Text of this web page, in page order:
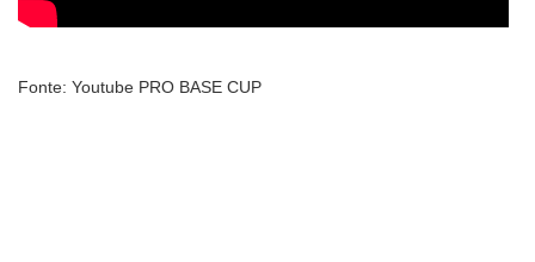
Fonte: Youtube PRO BASE CUP